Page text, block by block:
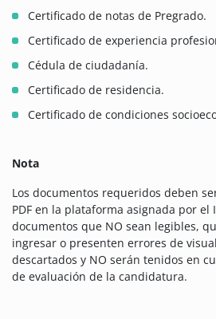
Certificado de notas de Pregrado.
Certificado de experiencia
Cédula de ciudadanía.
Certificado de residencia.
Certificado de condiciones
Nota
Los documentos requeridos deben
PDF en la plataforma asignada por el
documentos que NO sean legibles,
ingresar o presenten errores de
descartados y NO serán tenidos en
de evaluación de la candidatura.